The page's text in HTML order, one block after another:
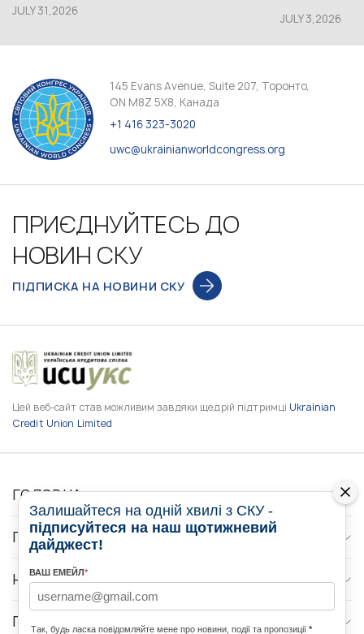
JULY 31,2026
JULY 3,2026
145 Evans Avenue, Suite 207, Торонто,
ON M8Z 5X8, Канада
+1 416 323-3020
uwc@ukrainianworldcongress.org
ПРИЄДНУЙТЕСЬ ДО
НОВИН СКУ
ПІДПИСКА НА НОВИНИ СКУ
Цей веб-сайт став можливим завдяки щедрій підтримці Ukrainian
Credit Union Limited
ГОЛОВНА
ПРО НАС
НОВИНИ
ПРОГРАМИ
Залишайтеся на одній хвилі з СКУ -
підписуйтеся на наш щотижневий
дайджест!
ВАШ ЕМЕЙЛ*
Так, будь ласка повідомляйте мене про новини, події та пропозиції *